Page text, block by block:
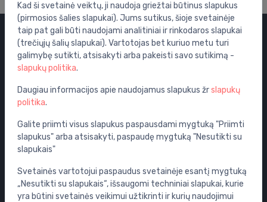
Kategorijos
Išpardavimas
Vandens maišytuvai
WC puodai
Vonios
Dušo kabinos
Vonios aksesuarai
Baldai
Potinkinės sistemos
Kad ši svetainė veiktų, ji naudoja griežtai būtinus slapukus
(pirmosios šalies slapukai). Jums sutikus, šioje svetainėje
taip pat gali būti naudojami analitiniai ir rinkodaros slapukai
(trečiųjų šalių slapukai). Vartotojas bet kuriuo metu turi
galimybę sutikti, atsisakyti arba pakeisti savo sutikimą -
slapukų politika.
Daugiau informacijos apie naudojamus slapukus žrslapukų
politika.
Galite priimti visus slapukus paspausdami mygtuką "Priimti
slapukus" arba atsisakyti, paspaudę mygtuką "Nesutikti su
slapukais"
Svetainės vartotojui paspaudus svetainėje esantį mygtuką
„Nesutikti su slapukais“, išsaugomi techniniai slapukai, kurie
yra būtini svetainės veikimui užtikrinti ir kurių naudojimui